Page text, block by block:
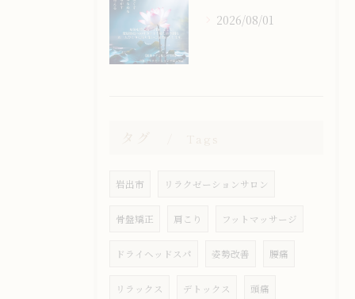
2026/08/01
岩出市 リラクゼーションサロン
骨盤矯正 肩こり フットマッサージ
ドライヘッドスパ 姿勢改善 腰痛
リラックス デトックス 頭痛